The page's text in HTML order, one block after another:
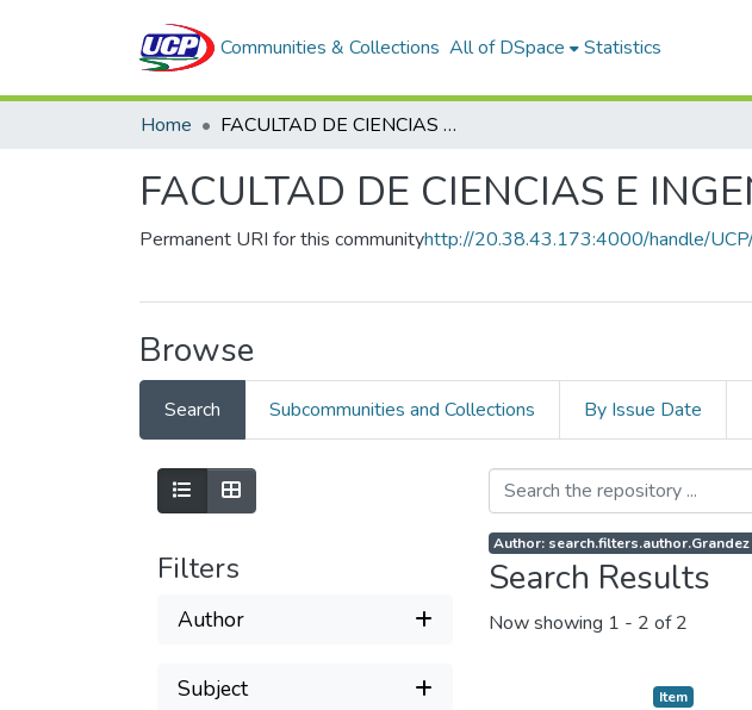
Communities & Collections All of DSpace Statistics
Home FACULTAD DE CIENCIAS E INGENIERÍA
FACULTAD DE CIENCIAS E
Permanent URI for this communityhttp://20.38.43.173:4000/handle/
Browse
Search Subcommunities and Collections By Issue Date
Filters
Author
Subject
Author: search.filters.author.Grandez
Search Results
Now showing 1 - 2 of 2
Item